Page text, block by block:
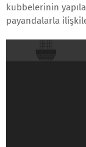
kubbelerinin
payandalarla